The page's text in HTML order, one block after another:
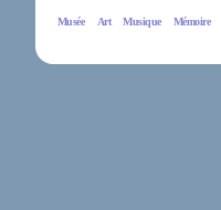
Musée Art Musique Mémoire